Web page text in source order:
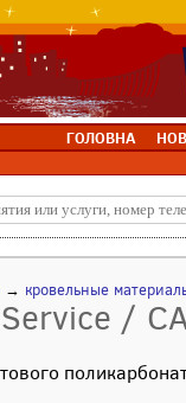
ГОЛОВНА
→ кровельные
/